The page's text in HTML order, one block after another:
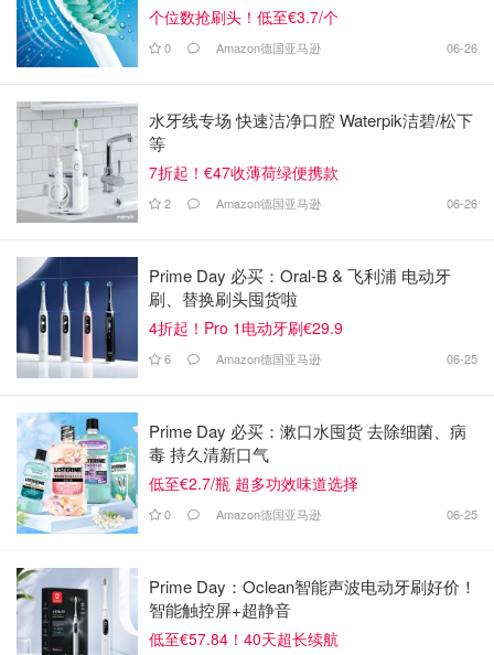
个位数抢刷头！低至€3.7/个
0 Amazon德国亚马逊 06-26
水牙线专场 快速洁净口腔 Waterpik洁碧/松下
等
7折起！€47收薄荷绿便携款
2 Amazon德国亚马逊 06-26
Prime Day 必买：Oral-B & 飞利浦 电动牙
刷、替换刷头囤货啦
4折起！Pro 1电动牙刷€29.9
6 Amazon德国亚马逊 06-25
Prime Day 必买：漱口水囤货 去除细菌、病
毒 持久清新口气
低至€2.7/瓶 超多功效味道选择
0 Amazon德国亚马逊 06-25
Prime Day：Oclean智能声波电动牙刷好价！
智能触控屏+超静音
低至€57.84！40天超长续航